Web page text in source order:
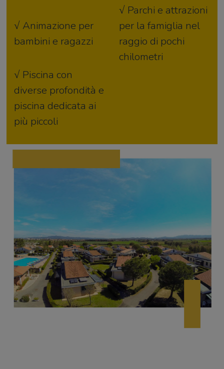
√ Animazione per
bambini e ragazzi
√ Piscina con
diverse profondità e
piscina dedicata ai
più piccoli
√ Parchi e attrazioni
per la famiglia nel
raggio di pochi
chilometri